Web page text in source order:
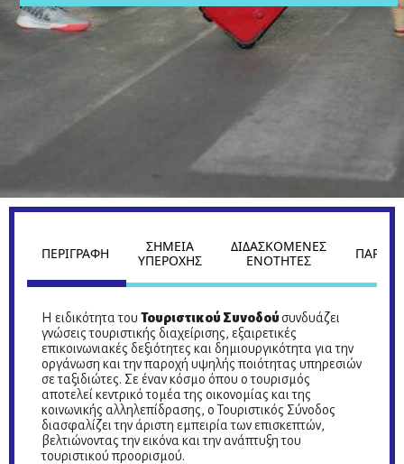
ΠΕΡΙΓΡΑΦΗ
ΣΗΜΕΙΑ
ΥΠΕΡΟΧΗΣ
ΔΙΔΑΣΚΟΜΕΝΕΣ
ΕΝΟΤΗΤΕΣ
Η ειδικότητα του Τουριστικού Συνοδούσυνδυάζει
γνώσεις τουριστικής διαχείρισης, εξαιρετικές
επικοινωνιακές δεξιότητες και δημιουργικότητα για την
οργάνωση και την παροχή υψηλής ποιότητας υπηρεσιών
σε ταξιδιώτες. Σε έναν κόσμο όπου ο τουρισμός
αποτελεί κεντρικό τομέα της οικονομίας και της
κοινωνικής αλληλεπίδρασης, ο Τουριστικός Σύνοδος
διασφαλίζει την άριστη εμπειρία των επισκεπτών,
βελτιώνοντας την εικόνα και την ανάπτυξη του
τουριστικού προορισμού.